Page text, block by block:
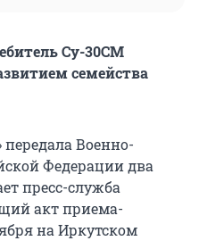
Су-30СМ
семейства
Военно-
Федерации два
пресс-служба
акт приема-
на Иркутском